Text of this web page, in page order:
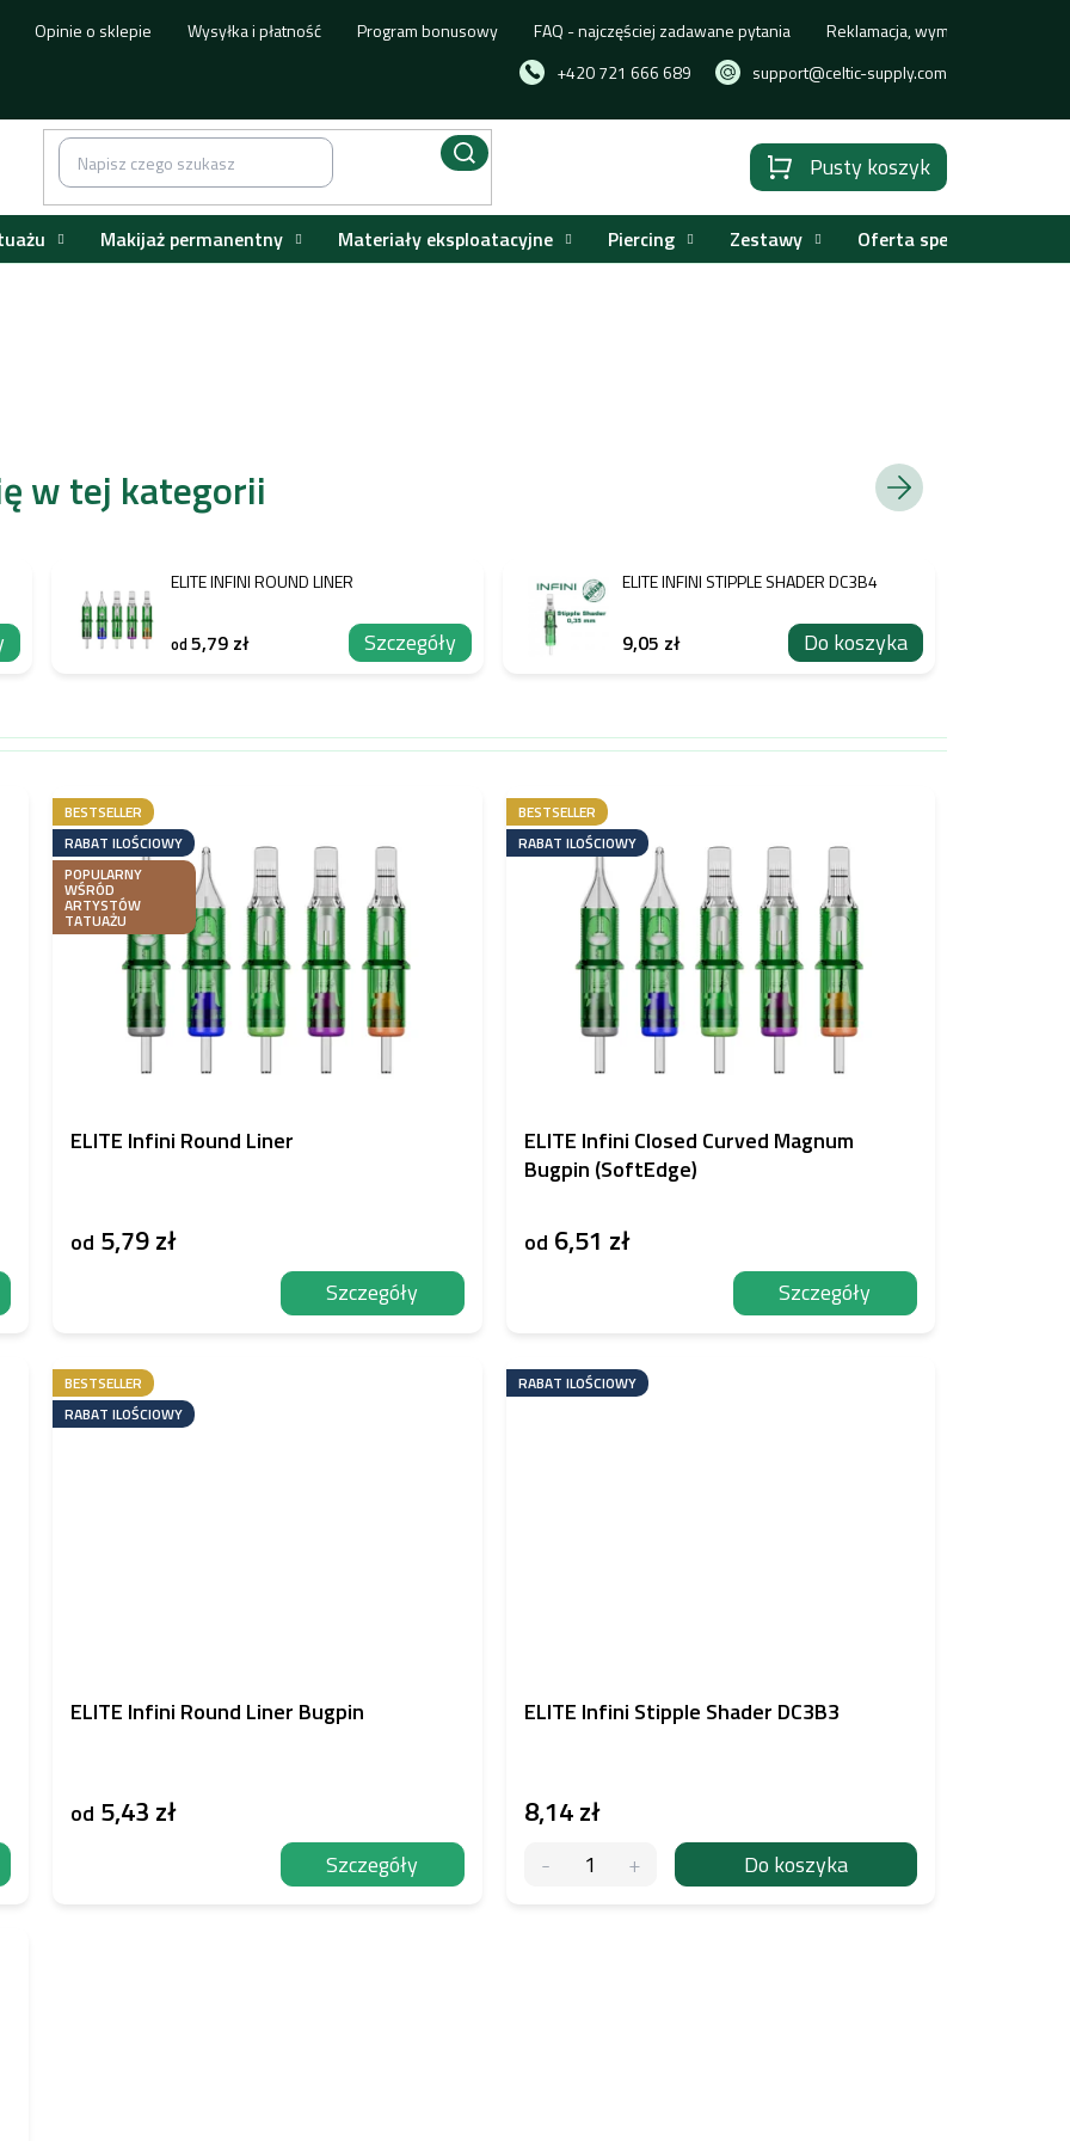
+420 721 666 689 support@celtic-supply.com
Opinie o sklepie Wysyłka i płatność Program bonusowy FAQ - najczęściej zadawane pytania Reklamacja, wymiana lub zwrot
KoszykPusty koszyk
Makijaż permanentny Materiały eksploatacyjne Piercing Zestawy Oferta specjalna
w tej kategorii
ELITE INFINI ROUND LINER
od5,79 zł Szczegóły
ELITE INFINI STIPPLE SHADER DC3B4
9,05 zł Do koszyka
BESTSELLER
RABAT ILOŚCIOWY
POPULARNY
WŚRÓD
ARTYSTÓW
TATUAŻU
ELITE Infini Round Liner
od 5,79 zł
Szczegóły
BESTSELLER
RABAT ILOŚCIOWY
ELITE Infini Closed Curved Magnum
Bugpin (SoftEdge)
od 6,51 zł
Szczegóły
BESTSELLER
RABAT ILOŚCIOWY
ELITE Infini Round Liner Bugpin
od 5,43 zł
Szczegóły
RABAT ILOŚCIOWY
ELITE Infini Stipple Shader DC3B3
8,14 zł
Do koszyka